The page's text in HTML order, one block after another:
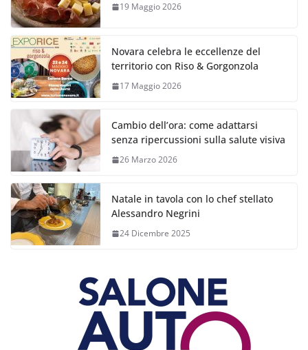
19 Maggio 2026
Novara celebra le eccellenze del
territorio con Riso & Gorgonzola
17 Maggio 2026
Cambio dell’ora: come adattarsi
senza ripercussioni sulla salute visiva
26 Marzo 2026
Natale in tavola con lo chef stellato
Alessandro Negrini
24 Dicembre 2025